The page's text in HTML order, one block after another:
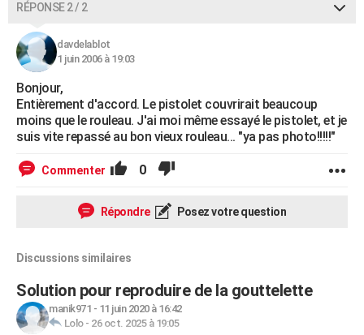
RÉPONSE 2 / 2
davdelablot
1 juin 2006 à 19:03
Bonjour,
Entièrement d'accord. Le pistolet couvrirait beaucoup
moins que le rouleau. J'ai moi même essayé le pistolet, et je
suis vite repassé au bon vieux rouleau... "ya pas photo!!!!!"
Commenter 0
Répondre Posez votre question
Discussions similaires
Solution pour reproduire de la gouttelette
manik971 - 11 juin 2020 à 16:42
Lolo- 26 oct. 2025 à 19:05